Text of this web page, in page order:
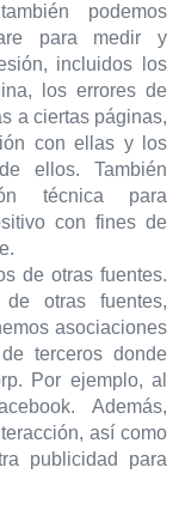
podemos
para medir y
incluidos los
los errores de
a ciertas páginas,
con ellas y los
ellos. También
técnica para
con fines de
de otras fuentes.
de otras fuentes,
asociaciones
terceros donde
Por ejemplo, al
Además,
así como
publicidad para